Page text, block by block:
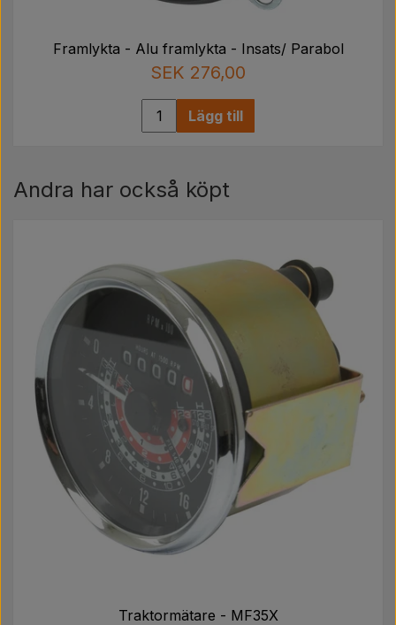
Framlykta - Alu framlykta - Insats/ Parabol
SEK 276,00
Lägg till
Andra har också köpt
Traktormätare - MF35X